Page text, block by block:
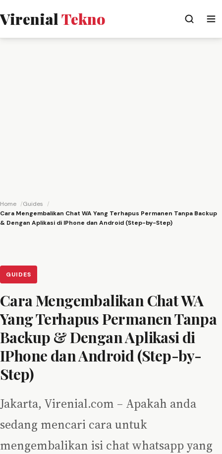
VirenialTekno
Home
Guides
Cara Mengembalikan Chat WA Yang Terhapus Permanen Tanpa Backup
& Dengan Aplikasi di IPhone dan Android (Step-by-Step)
GUIDES
Cara Mengembalikan Chat WA
Yang Terhapus Permanen Tanpa
Backup & Dengan Aplikasi di
IPhone dan Android (Step-by-
Step)
Jakarta, Virenial.com – Apakah anda
sedang mencari cara untuk
mengembalikan isi chat whatsapp yang